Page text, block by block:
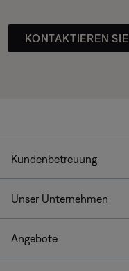
KONTAKTIEREN
Kundenbetreuung
Unser Unternehmen
Angebote